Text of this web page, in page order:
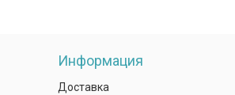
Информация
Доставка